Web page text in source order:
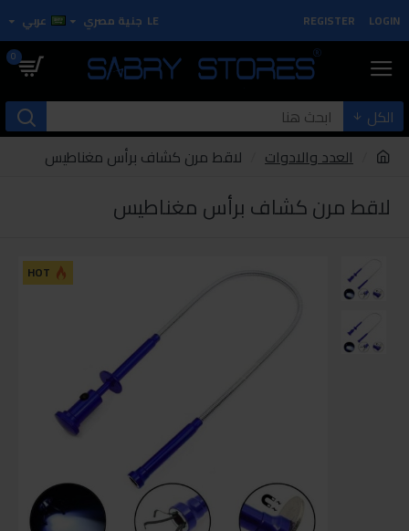
LOGIN
REGISTER
LE جنية مصري عربي
0
الكل
العدد والادوات
لاقط مرن كشاف برأس مغناطيس
لاقط مرن كشاف برأس مغناطيس
HOT